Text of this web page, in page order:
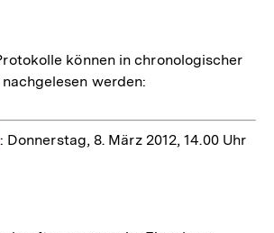
können in chronologischer
werden:
: Donnerstag, 8. März 2012, 14.00 Uhr